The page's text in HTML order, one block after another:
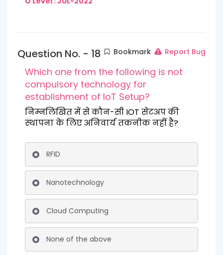
Question No. - 18 Bookmark Report Bug
Which one from the following is not
compulsory technology for
establishment of IoT Setup?
निम्नलिखित में से कौन-सी IOT सेटअप की
स्थापना के लिए अनिवार्य तकनीक नहीं है?
RFID
Nanotechnology
Cloud Computing
None of the above